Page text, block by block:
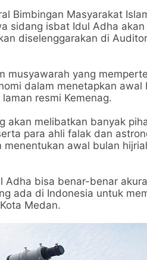
Bimbingan Masyarakat
sidang isbat Idul Adha
diselenggarakan di
musyawarah yang
dalam menetapkan awal
resmi Kemenag.
akan melibatkan banyak
para ahli falak dan
awal bulan
Adha bisa benar-benar
ada di Indonesia untuk
Medan.